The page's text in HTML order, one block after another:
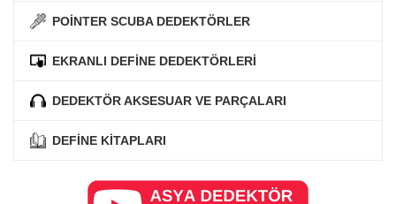
POİNTER SCUBA DEDEKTÖRLER
EKRANLI DEFİNE DEDEKTÖRLERİ
DEDEKTÖR AKSESUAR VE PARÇALARI
DEFİNE KİTAPLARI